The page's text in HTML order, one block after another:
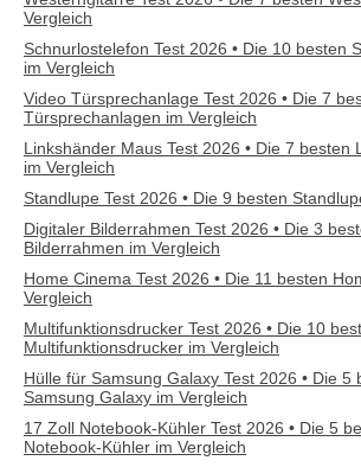
Vergleich
Schnurlostelefon Test 2026 • Die 10 besten
im Vergleich
Video Türsprechanlage Test 2026 • Die 7
Türsprechanlagen im Vergleich
Linkshänder Maus Test 2026 • Die 7 besten
im Vergleich
Standlupe Test 2026 • Die 9 besten
Digitaler Bilderrahmen Test 2026 • Die 3
Bilderrahmen im Vergleich
Home Cinema Test 2026 • Die 11 besten
Vergleich
Multifunktionsdrucker Test 2026 • Die 10
Multifunktionsdrucker im Vergleich
Hülle für Samsung Galaxy Test 2026 • Die 5
Samsung Galaxy im Vergleich
17 Zoll Notebook-Kühler Test 2026 • Die 5
Notebook-Kühler im Vergleich